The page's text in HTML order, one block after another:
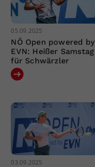
05.09.2025
NÖ Open powered by
EVN: Heißer Samstag
für Schwärzler
03.09.2025